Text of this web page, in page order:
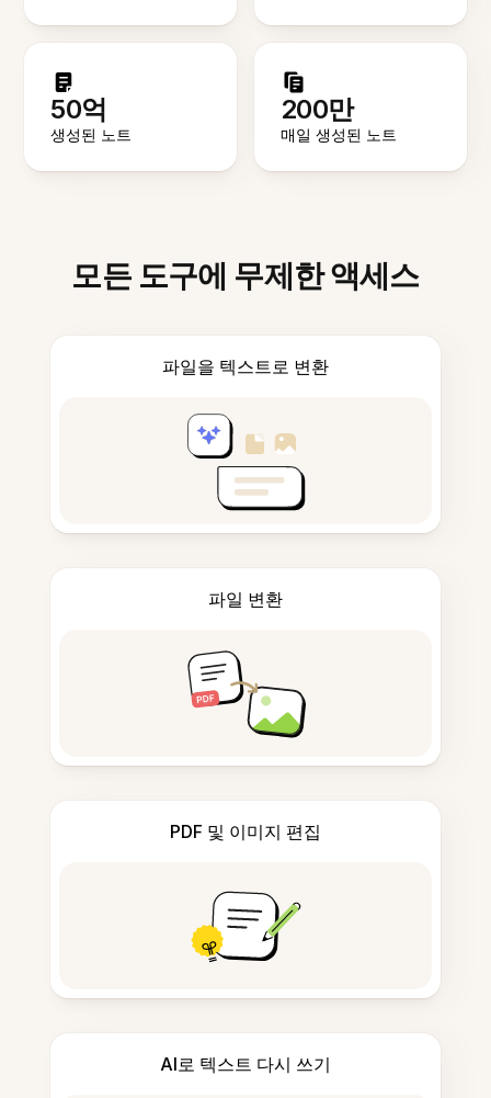
50억
생성된 노트
200만
매일 생성된 노트
모든 도구에 무제한 액세스
파일을 텍스트로 변환
파일 변환
PDF 및 이미지 편집
AI로 텍스트 다시 쓰기